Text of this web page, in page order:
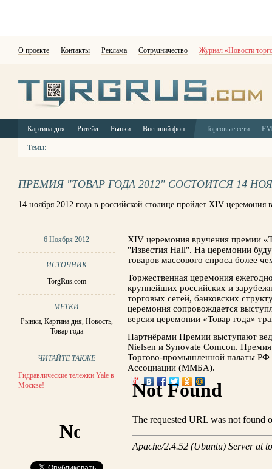
О проекте Контакты Реклама Сотрудничество Журнал «Новости
Картина дня Ритейл Рынки Внешний фон Торговые сети
Темы:
ПРЕМИЯ "ТОВАР ГОДА 2012" СОСТОИТСЯ 14
14 ноября 2012 года в российской столице пройдет XIV церемония
6 Ноября 2012
ИСТОЧНИК
TorgRus.com
МЕТКИ
Рынки, Картина дня, Новость,
Товар года
ЧИТАЙТЕ ТАКЖЕ
Гидравлические тележки Yale в
Москве!
XIV церемония вручения премии
"Известия Hall". На церемонии
товаров массового спроса более
Торжественная церемония
крупнейших российских и
торговых сетей, банковских
церемония сопровождается
версия церемонии «Товар года»
Партнёрами Премии выступают
Nielsen и Synovate Comcon.
Торгово-промышленной палаты
Ассоциации (ММБА).